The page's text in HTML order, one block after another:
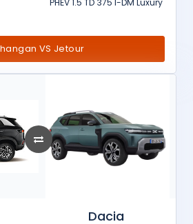
PHEV 1.5 TD 375 I-DM Luxury
VS Jetour
Dacia